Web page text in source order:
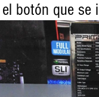
botón que se